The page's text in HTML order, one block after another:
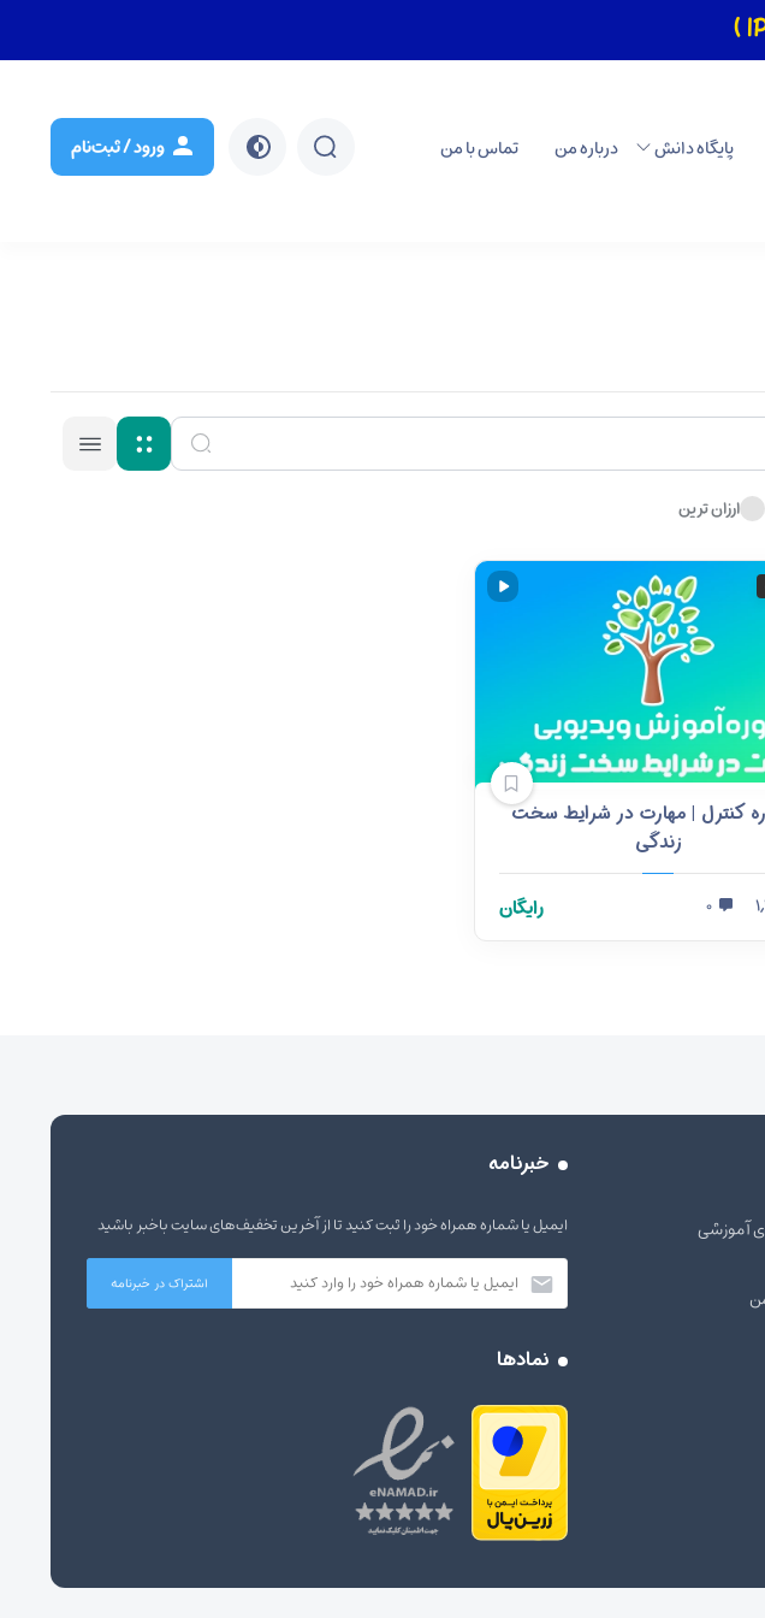
پایگاه دانش درباره من تماس با من ورود / ثبت‌نامجستجو
ارزان ترین
کنترل | مهارت در شرایط سخت
زندگی
۰ رایگان
آموزشی
خبرنامه
ایمیل یا شماره همراه خود را ثبت کنید تا از آخرین تخفیف‌های سایت باخبر باشید
نمادها
بستن